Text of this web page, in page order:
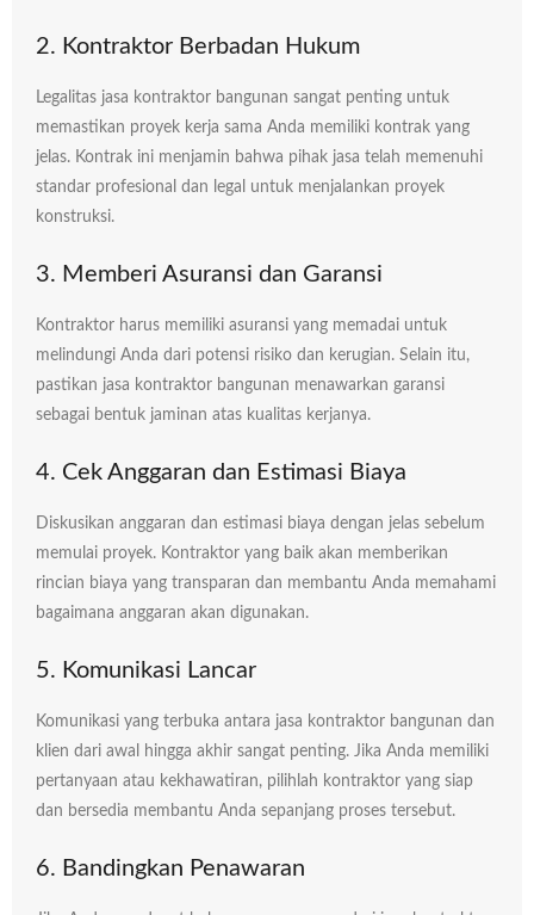
2. Kontraktor Berbadan Hukum
Legalitas jasa kontraktor bangunan sangat penting untuk
memastikan proyek kerja sama Anda memiliki kontrak yang
jelas. Kontrak ini menjamin bahwa pihak jasa telah memenuhi
standar profesional dan legal untuk menjalankan proyek
konstruksi.
3. Memberi Asuransi dan Garansi
Kontraktor harus memiliki asuransi yang memadai untuk
melindungi Anda dari potensi risiko dan kerugian. Selain itu,
pastikan jasa kontraktor bangunan menawarkan garansi
sebagai bentuk jaminan atas kualitas kerjanya.
4. Cek Anggaran dan Estimasi Biaya
Diskusikan anggaran dan estimasi biaya dengan jelas sebelum
memulai proyek. Kontraktor yang baik akan memberikan
rincian biaya yang transparan dan membantu Anda memahami
bagaimana anggaran akan digunakan.
5. Komunikasi Lancar
Komunikasi yang terbuka antara jasa kontraktor bangunan dan
klien dari awal hingga akhir sangat penting. Jika Anda memiliki
pertanyaan atau kekhawatiran, pilihlah kontraktor yang siap
dan bersedia membantu Anda sepanjang proses tersebut.
6. Bandingkan Penawaran